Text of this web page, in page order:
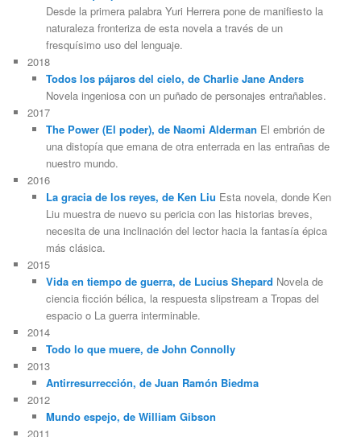
Desde la primera palabra Yuri Herrera pone de manifiesto la
naturaleza fronteriza de esta novela a través de un
fresquísimo uso del lenguaje.
2018
Todos los pájaros del cielo, de Charlie Jane Anders
Novela ingeniosa con un puñado de personajes entrañables.
2017
The Power (El poder), de Naomi Alderman El embrión de
una distopía que emana de otra enterrada en las entrañas de
nuestro mundo.
2016
La gracia de los reyes, de Ken Liu Esta novela, donde Ken
Liu muestra de nuevo su pericia con las historias breves,
necesita de una inclinación del lector hacia la fantasía épica
más clásica.
2015
Vida en tiempo de guerra, de Lucius Shepard Novela de
ciencia ficción bélica, la respuesta slipstream a Tropas del
espacio o La guerra interminable.
2014
Todo lo que muere, de John Connolly
2013
Antirresurrección, de Juan Ramón Biedma
2012
Mundo espejo, de William Gibson
2011